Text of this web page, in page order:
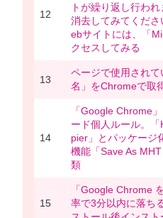
12
トが繰り返し行わ
消去してみてくだ
ebサイトには、「
クセスしてみる
13
ページで使用され
名」をChromeで
14
「Google Chrome
ード個人ルール。
pier」とパッケージ
機能「Save As
類
15
「Google Chrome
率で3分以内に落ち